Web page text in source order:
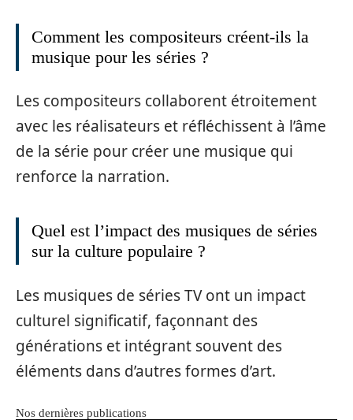
Comment les compositeurs créent-ils la
musique pour les séries ?
Les compositeurs collaborent étroitement
avec les réalisateurs et réfléchissent à l’âme
de la série pour créer une musique qui
renforce la narration.
Quel est l’impact des musiques de séries
sur la culture populaire ?
Les musiques de séries TV ont un impact
culturel significatif, façonnant des
générations et intégrant souvent des
éléments dans d’autres formes d’art.
Nos dernières publications